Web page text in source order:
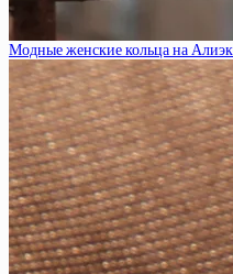
Модные женские кольца на